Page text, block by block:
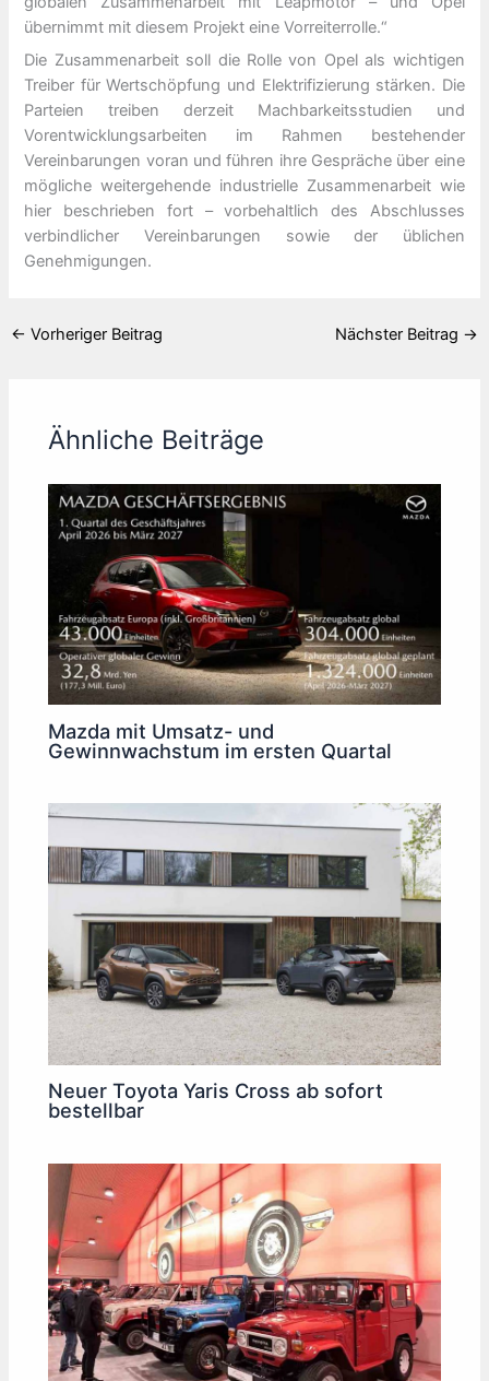
übernimmt mit diesem Projekt eine Vorreiterrolle.“
Die Zusammenarbeit soll die Rolle von Opel als wichtigen
Treiber für Wertschöpfung und Elektrifizierung stärken. Die
Parteien treiben derzeit Machbarkeitsstudien und
Vorentwicklungsarbeiten im Rahmen bestehender
Vereinbarungen voran und führen ihre Gespräche über eine
mögliche weitergehende industrielle Zusammenarbeit wie
hier beschrieben fort – vorbehaltlich des Abschlusses
verbindlicher Vereinbarungen sowie der üblichen
Genehmigungen.
← Vorheriger Beitrag Nächster Beitrag →
Ähnliche Beiträge
Mazda mit Umsatz- und
Gewinnwachstum im ersten Quartal
Neuer Toyota Yaris Cross ab sofort
bestellbar